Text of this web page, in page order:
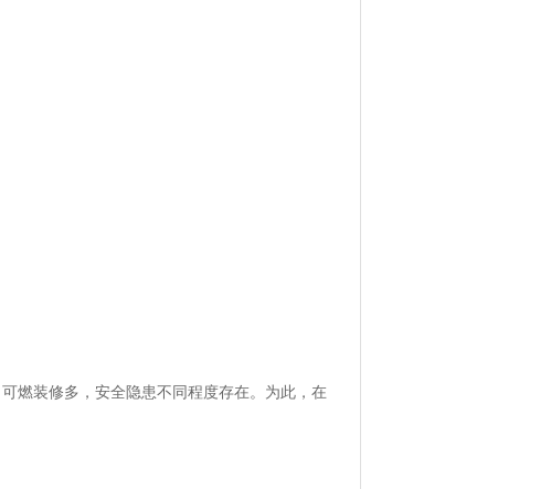
装修多，安全隐患不同程度存在。为此，在